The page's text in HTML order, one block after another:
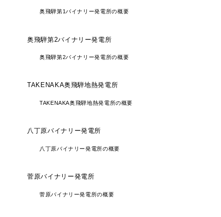
奥飛騨第1バイナリー発電所の概要
奥飛騨第2バイナリー発電所
奥飛騨第2バイナリー発電所の概要
TAKENAKA奥飛騨地熱発電所
TAKENAKA奥飛騨地熱発電所の概要
八丁原バイナリー発電所
八丁原バイナリー発電所の概要
菅原バイナリー発電所
菅原バイナリー発電所の概要